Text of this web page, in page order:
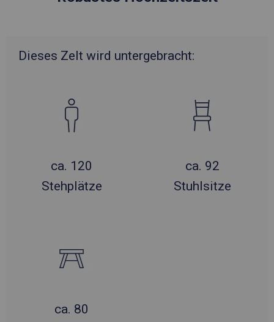
Dieses Zelt wird untergebracht:
ca. 120
Stehplätze
ca. 92
Stuhlsitze
ca. 80